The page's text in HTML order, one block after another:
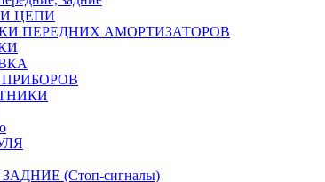
ЦЕПИ
ПЕРЕДНИХ АМОРТИЗАТОРОВ
(Стоп-сигналы)